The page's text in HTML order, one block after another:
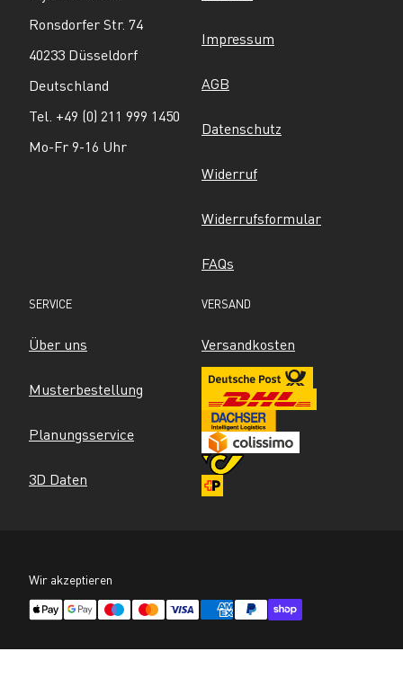
Ronsdorfer Str. 74
40233 Düsseldorf
Deutschland
Tel. +49 (0) 211 999 1450
Mo-Fr 9-16 Uhr
Impressum
AGB
Datenschutz
Widerruf
Widerrufsformular
FAQs
SERVICE
Über uns
Musterbestellung
Planungsservice
3D Daten
VERSAND
Versandkosten
Wir akzeptieren